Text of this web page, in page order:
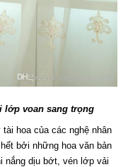
lớp voan sang trọng
hoa của các nghệ nhân
bởi những hoa văn bản
nắng dịu bớt, vén lớp vải